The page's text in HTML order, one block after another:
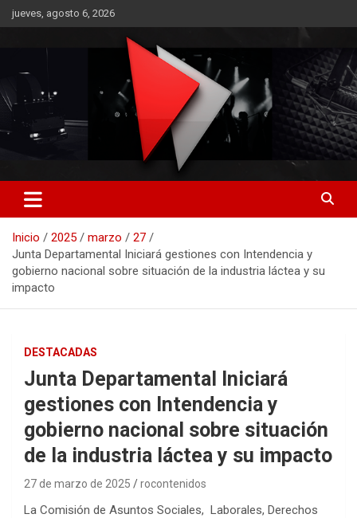
Saltar
al
jueves, agosto 6, 2026
RO CONTENIDOS
Inicio 2025 marzo
27
Junta Departamental Iniciará gestiones con Intendencia y
gobierno nacional sobre situación de la industria láctea y su
impacto
DESTACADAS
Junta Departamental Iniciará
gestiones con Intendencia y
gobierno nacional sobre situación
de la industria láctea y su impacto
27 de marzo de 2025 rocontenidos
La Comisión de Asuntos Sociales, Laborales, Derechos